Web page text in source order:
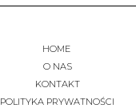
HOME
O NAS
KONTAKT
POLITYKA PRYWATNOŚCI